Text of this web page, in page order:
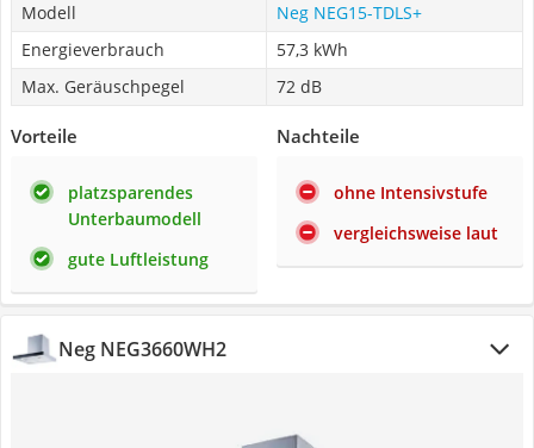
Modell
Neg NEG15-TDLS+
Energieverbrauch
57,3 kWh
Max. Geräuschpegel
72 dB
Vorteile
platzsparendes
Unterbaumodell
gute Luftleistung
Nachteile
ohne Intensivstufe
vergleichsweise laut
Neg NEG3660WH2